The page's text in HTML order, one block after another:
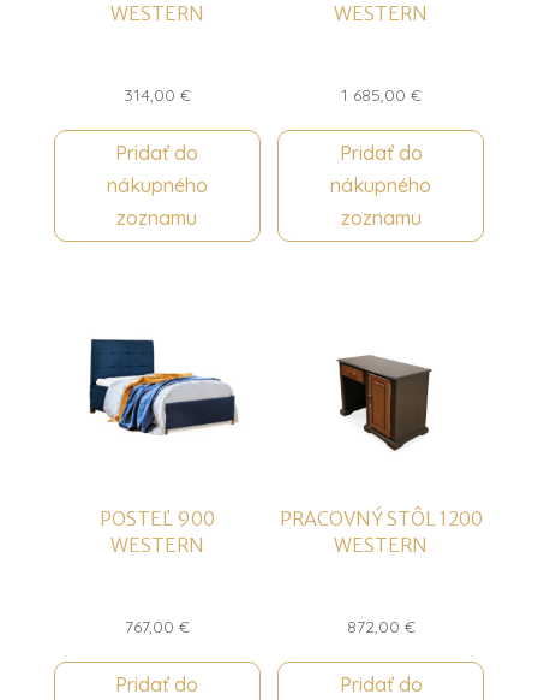
WESTERN
314,00 €
Pridať do
nákupného
zoznamu
WESTERN
1 685,00 €
Pridať do
nákupného
zoznamu
POSTEĽ 900
WESTERN
767,00 €
Pridať do
PRACOVNÝ STÔL 1200
WESTERN
872,00 €
Pridať do